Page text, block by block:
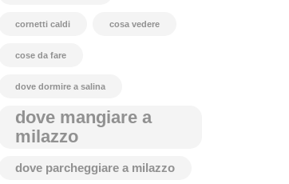
cornetti caldi cosa vedere
cose da fare
dove dormire a salina
dove mangiare a
milazzo
dove parcheggiare a milazzo